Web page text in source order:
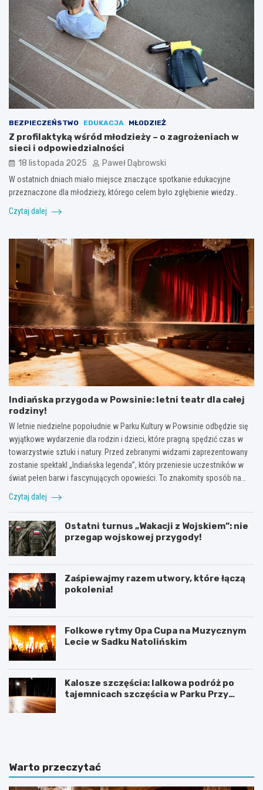
BEZPIECZEŃSTWO EDUKACJA MŁODZIEŻ
Z profilaktyką wśród młodzieży – o zagrożeniach w
sieci i odpowiedzialności
18 listopada 2025 Paweł Dąbrowski
W ostatnich dniach miało miejsce znaczące spotkanie edukacyjne
przeznaczone dla młodzieży, którego celem było zgłębienie wiedzy…
Czytaj dalej
Indiańska przygoda w Powsinie: letni teatr dla całej
rodziny!
W letnie niedzielne popołudnie w Parku Kultury w Powsinie odbędzie się
wyjątkowe wydarzenie dla rodzin i dzieci, które pragną spędzić czas w
towarzystwie sztuki i natury. Przed zebranymi widzami zaprezentowany
zostanie spektakl „Indiańska legenda”, który przeniesie uczestników w
świat pełen barw i fascynujących opowieści. To znakomity sposób na…
Czytaj dalej
Ostatni turnus „Wakacji z Wojskiem”: nie
przegap wojskowej przygody!
Zaśpiewajmy razem utwory, które łączą
pokolenia!
Folkowe rytmy Opa Cupa na Muzycznym
Lecie w Sadku Natolińskim
Kalosze szczęścia: lalkowa podróż po
tajemnicach szczęścia w Parku Przy
P
d
y
T
s
B
Warto przeczytać